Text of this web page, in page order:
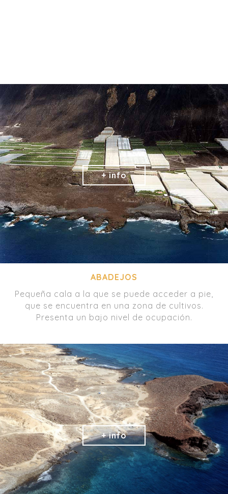
ABADEJOS
Pequeña cala a la que se puede acceder a pie,
que se encuentra en una zona de cultivos.
Presenta un bajo nivel de ocupación.